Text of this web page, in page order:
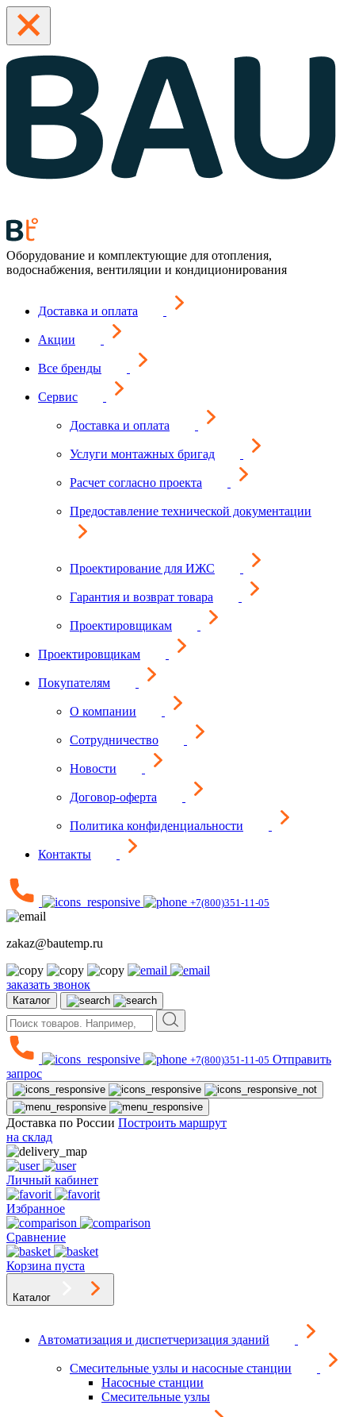
Оборудование и комплектующие для отопления,
водоснабжения, вентиляции и кондиционирования
Доставка и оплата
Акции
Все бренды
Сервис
Доставка и оплата
Услуги монтажных бригад
Расчет согласно проекта
Предоставление технической документации
Проектирование для ИЖС
Гарантия и возврат товара
Проектировщикам
Проектировщикам
Покупателям
О компании
Сотрудничество
Новости
Договор-оферта
Политика конфиденциальности
Контакты
+7(800)351-11-05
zakaz@bautemp.ru
заказать звонок
Каталог
+7(800)351-11-05 Отправить
запрос
Доставка по России Построить маршрут
на склад
Личный кабинет
Избранное
Сравнение
Корзина пуста
Каталог
Автоматизация и диспетчеризация зданий
Смесительные узлы и насосные станции
Насосные станции
Смесительные узлы